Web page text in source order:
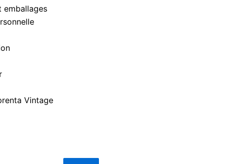
emballages
Vintage